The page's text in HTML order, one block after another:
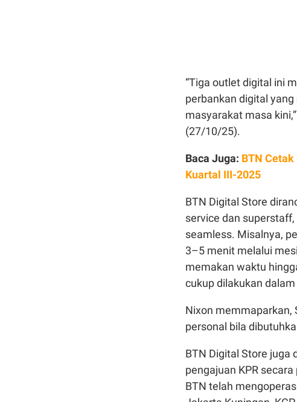
“Tiga outlet digital ini
perbankan digital
masyarakat masa
(27/10/25).
Baca Juga: BTN
Kuartal III-2025
BTN Digital Store
service dan
seamless. Misalnya,
3–5 menit melalui
memakan waktu
cukup dilakukan
Nixon memmaparkan,
personal bila
BTN Digital Store juga
pengajuan KPR
BTN telah